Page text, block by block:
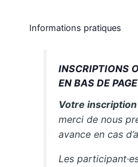
Informations pratiques
INSCRIPTIONS
EN BAS DE PAGE
Votre
merci de nous
avance en cas
Les